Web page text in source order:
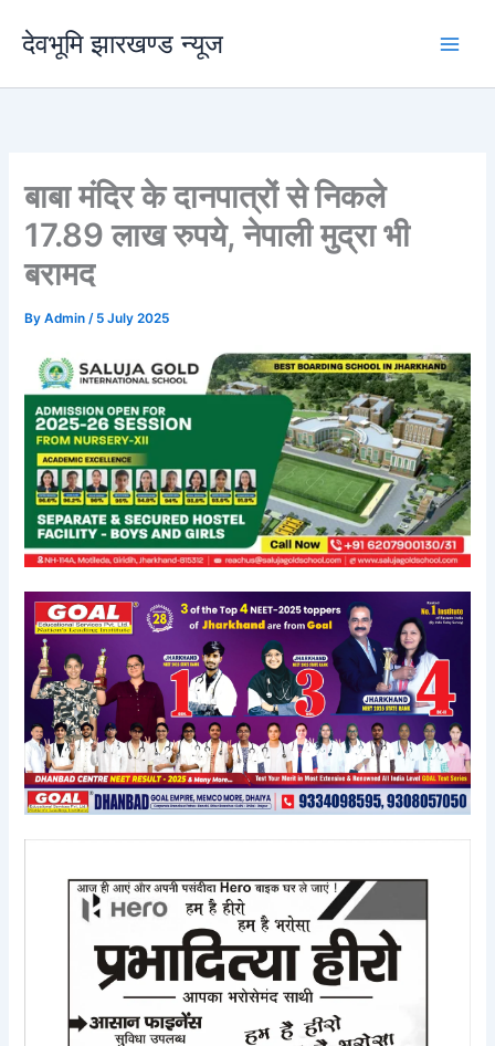
content
देवभूमि झारखण्ड न्यूज
बाबा मंदिर के दानपात्रों से निकले
17.89 लाख रुपये, नेपाली मुद्रा भी
बरामद
ByAdmin/ 5 July 2025